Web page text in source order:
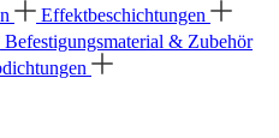
Effektbeschichtungen
Befestigungsmaterial & Zubehör